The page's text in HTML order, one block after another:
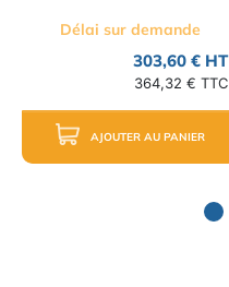
Délai sur demande
303,60 € HT
364,32 € TTC
AJOUTER AU PANIER